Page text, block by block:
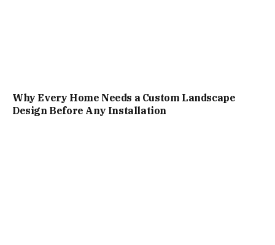
Why Every Home Needs a Custom Landscape
Design Before Any Installation